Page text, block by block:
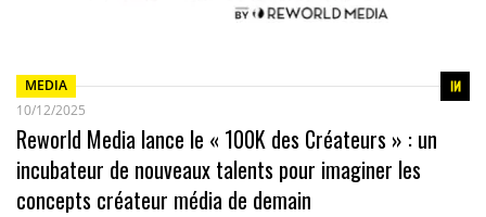
MEDIA
10/12/2025
Reworld Media lance le « 100K des Créateurs » : un
incubateur de nouveaux talents pour imaginer les
concepts créateur média de demain